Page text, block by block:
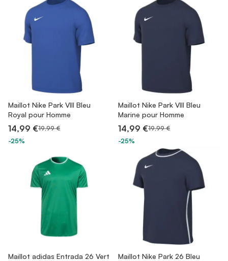
Maillot Nike Park VIII Bleu
Royal pour Homme
14,99 €19,99 €
-25%
Maillot Nike Park VIII Bleu
Marine pour Homme
14,99 €19,99 €
-25%
Maillot adidas Entrada 26 Vert
Maillot Nike Park 26 Bleu